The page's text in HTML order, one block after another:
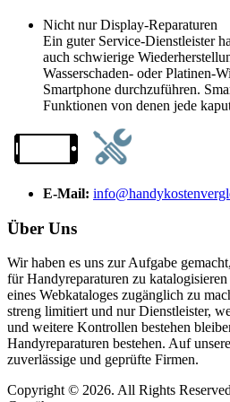
Nicht nur Display-Reparaturen
Ein guter Service-Dienstleister
auch schwierige
Wasserschaden- oder Platinen-
Smartphone durchzuführen.
Funktionen von denen jede
E-Mail:
Über Uns
Wir haben es uns zur Aufgabe
für Handyreparaturen zu
eines Webkataloges zugänglich zu
streng limitiert und nur Dienstleister,
und weitere Kontrollen bestehen
Handyreparaturen bestehen. Auf
zuverlässige und geprüfte Firmen.
Copyright © 2026. All Rights